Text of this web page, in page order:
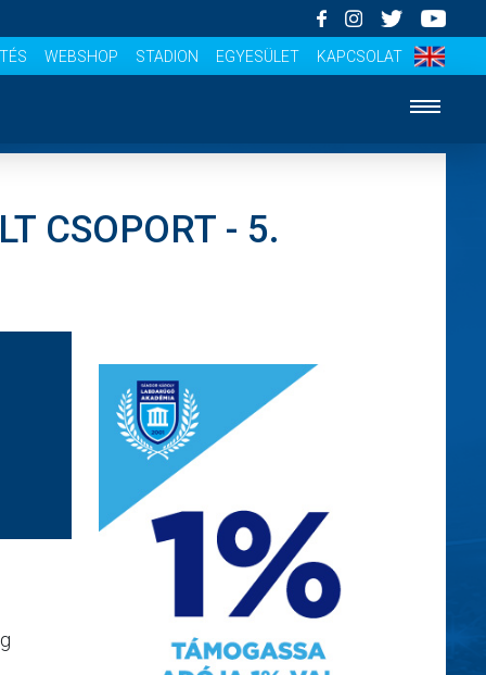
WEBSHOP STADION EGYESÜLET KAPCSOLAT
CSOPORT - 5.